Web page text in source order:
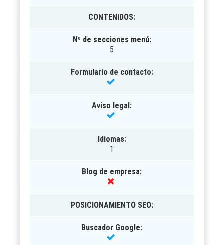
CONTENIDOS:
Nº de secciones menú:
5
Formulario de contacto:
Aviso legal:
Idiomas:
1
Blog de empresa:
POSICIONAMIENTO SEO:
Buscador Google: